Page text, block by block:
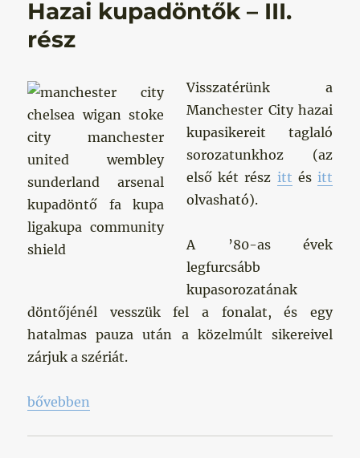
Hazai kupadöntők – III.
rész
Visszatérünk a
Manchester City hazai
kupasikereit taglaló
sorozatunkhoz (az
első két rész itt és itt
olvasható).
A ’80-as évek
legfurcsább
kupasorozatának
döntőjénél vesszük fel a fonalat, és egy
hatalmas pauza után a közelmúlt sikereivel
zárjuk a szériát.
„Hazai kupadöntők – III. rész „
bővebben